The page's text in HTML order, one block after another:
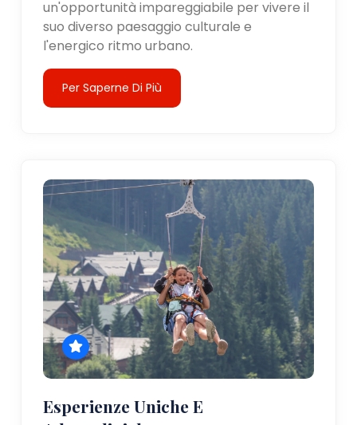
un'opportunità impareggiabile per vivere il
suo diverso paesaggio culturale e
l'energico ritmo urbano.
Per Saperne Di Più
Esperienze Uniche E